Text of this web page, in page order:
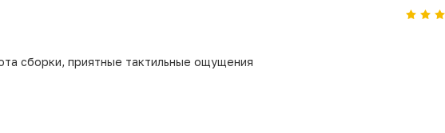
сборки, приятные тактильные ощущения